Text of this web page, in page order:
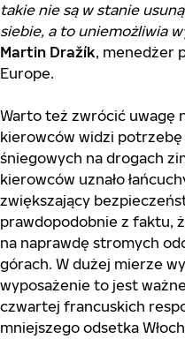
takie nie są w stanie
siebie, a to uniemożliwia
Martin Dražík, menedżer
Europe.
Warto też zwrócić uwagę
kierowców widzi potrzebę
śniegowych na drogach
kierowców uznało
zwiększający
prawdopodobnie z faktu,
na naprawdę stromych
górach. W dużej mierze
wyposażenie to jest
czwartej francuskich
mniejszego odsetka